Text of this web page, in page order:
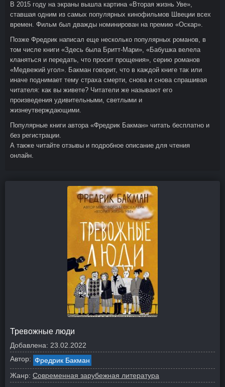
В 2015 году на экраны вышла картина «Вторая жизнь Уве»,
ставшая одним из самых популярных кинофильмов Швеции всех
времен. Фильм был дважды номинирован на премию «Оскар».
Позже Фредрик написал еще несколько популярных романов, в
том числе книги «Здесь была Бритт-Мари», «Бабушка велела
кланяться и передать, что просит прощения», серию романов
«Медвежий угол». Бакман говорит, что в каждой книге так или
иначе поднимает тему страха смерти, снова и снова спрашивая
читателя: как вы живете? Читатели же называют его
произведения удивительными, светлыми и
жизнеутверждающими.
Популярные книги автора «Фредрик Бакман» читать бесплатно и
без регистрации.
А также читайте отзывы и подробное описание для чтения
онлайн.
Тревожные люди
Добавлена: 23.02.2022
Автор: Фредрик Бакман
Жанр: Современная зарубежная литература